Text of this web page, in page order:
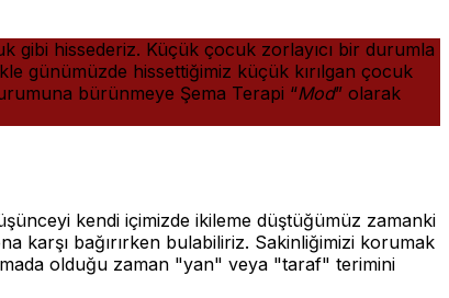
gibi hissederiz. Küçük çocuk zorlayıcı bir durumla
günümüzde hissettiğimiz küçük kırılgan çocuk
bürünmeye Şema Terapi “Mod” olarak
kendi içimizde ikileme düştüğümüz zamanki
karşı bağırırken bulabiliriz. Sakinliğimizi korumak
olduğu zaman "yan" veya "taraf" terimini